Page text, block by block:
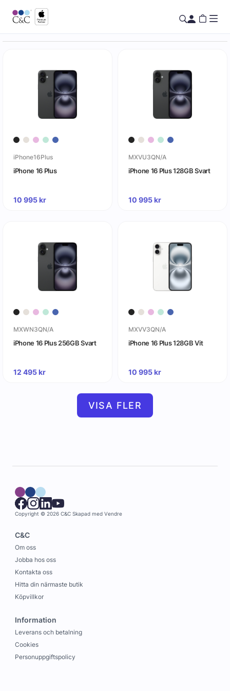
iPhone16Plus
iPhone 16 Plus
10 995kr
MXVU3QN/A
iPhone 16 Plus 128GB Svart
10 995kr
MXWN3QN/A
iPhone 16 Plus 256GB Svart
12 495kr
MXVV3QN/A
iPhone 16 Plus 128GB Vit
10 995kr
VISA FLER
Copyright © 2026 C&C Skapad med Vendre
C&C
Om oss
Jobba hos oss
Kontakta oss
Hitta din närmaste butik
Köpvillkor
Information
Leverans och betalning
Cookies
Personuppgiftspolicy